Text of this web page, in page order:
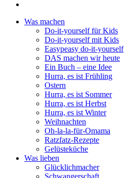
Was machen
Do-it-yourself für Kids
Do-it-yourself mit Kids
Easypeasy do-it-yourself
DAS machen wir heute
Ein Buch – eine Idee
Hurra, es ist Frühling
Ostern
Hurra, es ist Sommer
Hurra, es ist Herbst
Hurra, es ist Winter
Weihnachten
Oh-la-la-für-Omama
Ratzfatz-Rezepte
Gelüsteküche
Was lieben
Glücklichmacher
Schwangerschaft